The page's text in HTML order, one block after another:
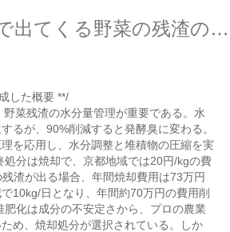
野菜の加工場で出てくる野菜の残渣の処分
した概要 **/
野菜残渣の水分量管理が重要である。水
るが、90%削減すると発酵臭に変わる。
を応用し、水分調整と堆積物の圧縮を実
処分は焼却で、京都地域では20円/kgの費
渣が出る場合、年間焼却費用は73万円
10kg/日となり、年間約70万円の費用削
化は成分の不安定さから、プロの農業
め、焼却処分が選択されている。しか